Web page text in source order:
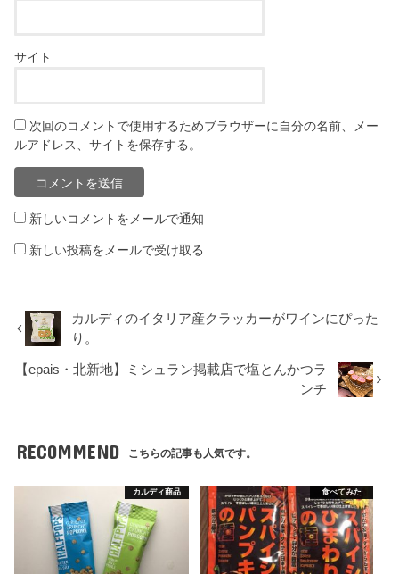
サイト
次回のコメントで使用するためブラウザーに自分の名前、メー
ルアドレス、サイトを保存する。
新しいコメントをメールで通知
新しい投稿をメールで受け取る
カルディのイタリア産クラッカーがワインにぴった
り。
【epais・北新地】ミシュラン掲載店で塩とんかつラ
ンチ
RECOMMEND こちらの記事も人気です。
カルディ商品 食べてみた